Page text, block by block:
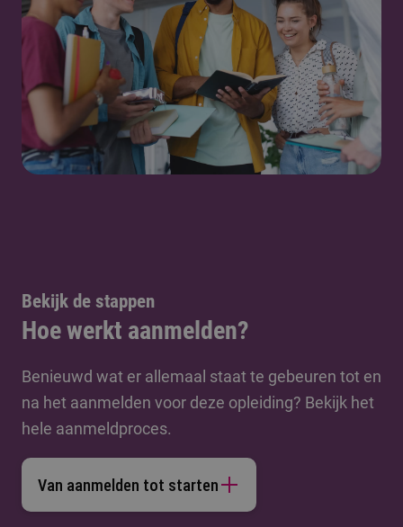
Bekijk de stappen
Hoe werkt aanmelden?
Benieuwd wat er allemaal staat te gebeuren tot en
na het aanmelden voor deze opleiding? Bekijk het
hele aanmeldproces.
Van aanmelden tot starten